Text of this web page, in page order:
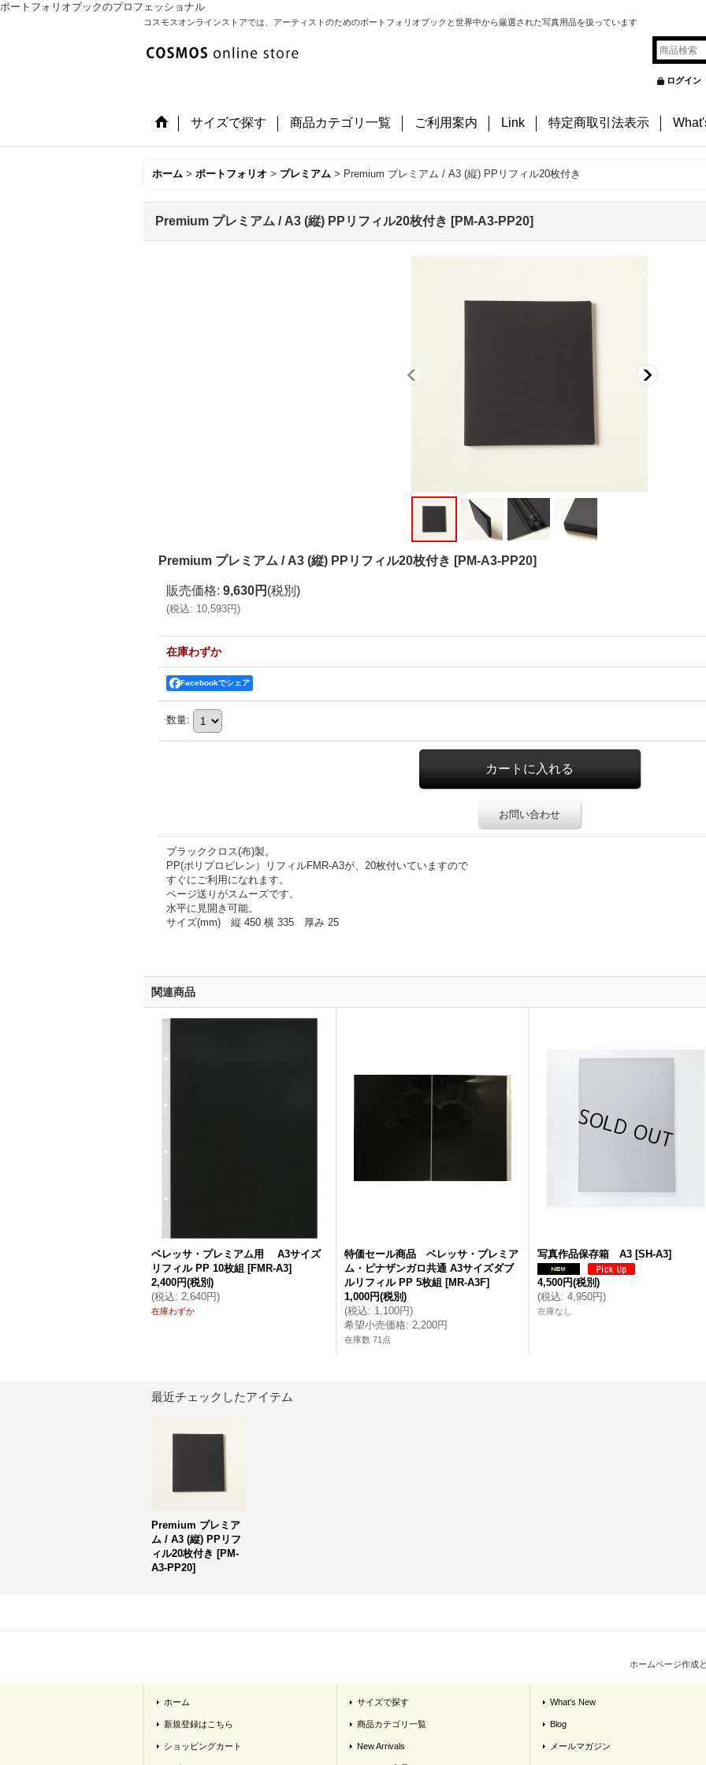
ポートフォリオブックのプロフェッショナル
コスモスオンラインストアでは、アーティストのためのポートフォリオブックと世界中から厳選された写真用品を扱っています
ログイン
サイズで探す 商品カテゴリ一覧 ご利用案内 Link 特定商取引法表示
ホーム > ポートフォリオ > プレミアム > Premium プレミアム / A3 (縦) PPリフィル20枚付き
Premium プレミアム / A3 (縦) PPリフィル20枚付き [PM-A3-PP20]
Premium プレミアム / A3 (縦) PPリフィル20枚付き [PM-A3-PP20]
販売価格: 9,630円 (税別)
(税込: 10,593円)
在庫わずか
Facebookでシェア
数量:
お問い合わせ
ブラッククロス(布)製。
PP(ポリプロピレン）リフィルFMR-A3が、20枚付いていますので
すぐにご利用になれます。
ページ送りがスムーズです。
水平に見開き可能。
サイズ(mm) 縦 450 横 335 厚み 25
関連商品
ベレッサ・プレミアム用 A3サイズ
リフィル PP 10枚組 [FMR-A3]
2,400円(税別)
(税込: 2,640円)
在庫わずか
特価セール商品 ベレッサ・プレミア
ム・ピナザンガロ共通 A3サイズダブ
ルリフィル PP 5枚組 [MR-A3F]
1,000円(税別)
(税込: 1,100円)
希望小売価格: 2,200円
在庫数 71点
写真作品保存箱 A3 [SH-A3]
4,500円(税別)
(税込: 4,950円)
在庫なし
最近チェックしたアイテム
Premium プレミア
ム / A3 (縦) PPリフ
ィル20枚付き [PM-
A3-PP20]
ホームページ作成
ホーム
新規登録はこちら
ショッピングカート
サイズで探す
商品カテゴリ一覧
New Arrivals
What's New
Blog
メールマガジン